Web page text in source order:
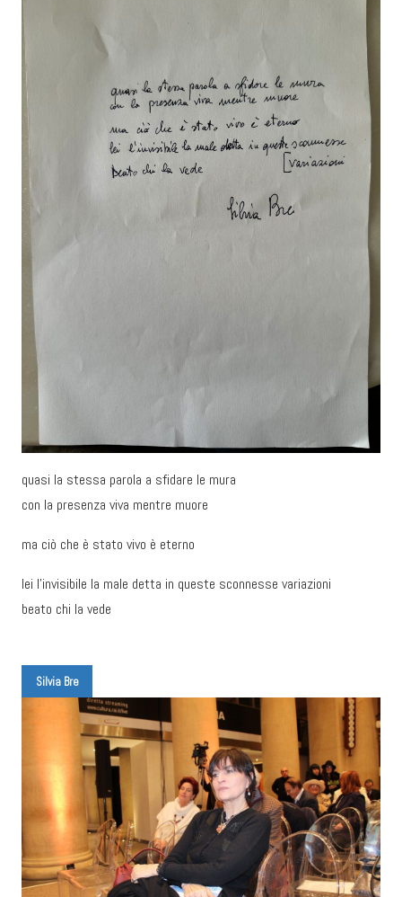
quasi la stessa parola a sfidare le mura
con la presenza viva mentre muore
ma ciò che è stato vivo è eterno
lei l’invisibile la male detta in queste sconnesse variazioni
beato chi la vede
Silvia Bre